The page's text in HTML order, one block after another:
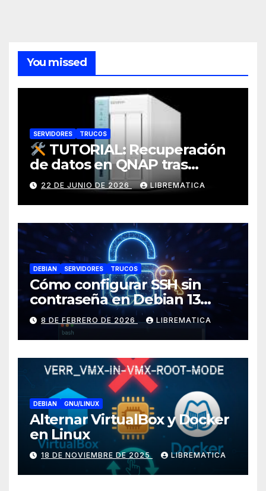
You missed
SERVIDORES TRUCOS
TUTORIAL: Recuperación
de datos en QNAP tras
corrupción de sistema
operativo (Error: Grupo de
almacenamiento no activo)
22 DE JUNIO DE 2026 LIBREMATICA
DEBIAN SERVIDORES TRUCOS
Cómo configurar SSH sin
contraseña en Debian 13
(Trixie)
8 DE FEBRERO DE 2026 LIBREMATICA
DEBIAN GNU/LINUX
Alternar VirtualBox y Docker
en Linux
18 DE NOVIEMBRE DE 2025 LIBREMATICA